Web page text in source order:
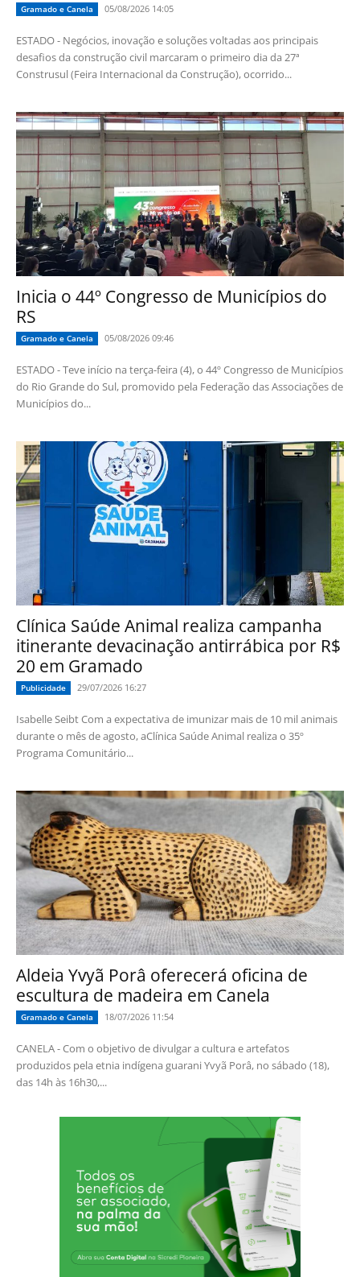
Gramado e Canela 05/08/2026 14:05
ESTADO - Negócios, inovação e soluções voltadas aos principais
desafios da construção civil marcaram o primeiro dia da 27ª
Construsul (Feira Internacional da Construção), ocorrido...
Inicia o 44º Congresso de Municípios do
RS
Gramado e Canela 05/08/2026 09:46
ESTADO - Teve início na terça-feira (4), o 44º Congresso de Municípios
do Rio Grande do Sul, promovido pela Federação das Associações de
Municípios do...
Clínica Saúde Animal realiza campanha
itinerante devacinação antirrábica por R$
20 em Gramado
Publicidade 29/07/2026 16:27
Isabelle Seibt Com a expectativa de imunizar mais de 10 mil animais
durante o mês de agosto, aClínica Saúde Animal realiza o 35º
Programa Comunitário...
Aldeia Yvyã Porâ oferecerá oficina de
escultura de madeira em Canela
Gramado e Canela 18/07/2026 11:54
CANELA - Com o objetivo de divulgar a cultura e artefatos
produzidos pela etnia indígena guarani Yvyã Porâ, no sábado (18),
das 14h às 16h30,...